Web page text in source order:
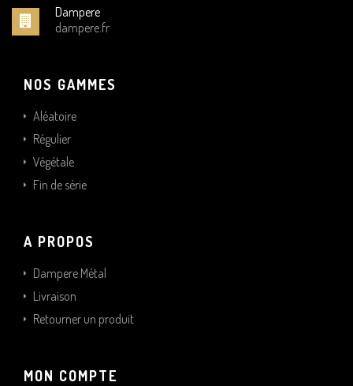
Dampere
dampere.fr
NOS GAMMES
Aléatoire
Régulier
Végétale
Fin de série
A PROPOS
Dampere Métal
Livraison
Retourner un produit
MON COMPTE